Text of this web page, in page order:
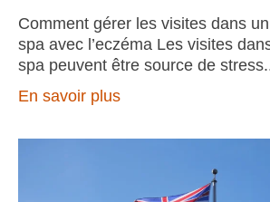
Comment gérer les visites dans
spa avec l’eczéma Les visites
spa peuvent être source de stress
En savoir plus